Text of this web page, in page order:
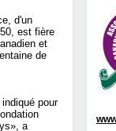
d'un
est fière
et
de
pour
a